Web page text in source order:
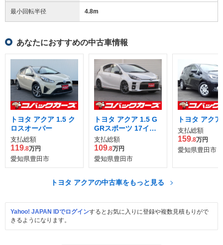
最小回転半径 4.8m
あなたにおすすめの中古車情報
トヨタ アクア 1.5 ク
ロスオーバー
支払総額
119.8万円
愛知県豊田市
トヨタ アクア 1.5 G
GRスポーツ 17イン
チパッケージ
支払総額
109.8万円
愛知県豊田市
トヨタ アク
支払総額
159.8万円
愛知県豊田市
トヨタ アクアの中古車をもっと見る
Yahoo! JAPAN IDでログインするとお気に入りに登録や複数見積もりがで
きるようになります。